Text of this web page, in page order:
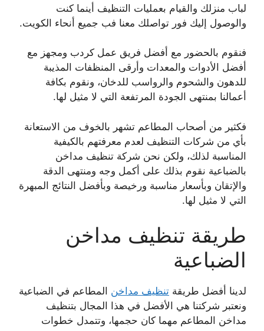
لباب منزلك والقيام بعمليات التنظيف أينما كنت
والوصول إليك فور تواصلك معنا فب جميع أنحاء الكويت.
فنقوم بالحضور مع أفضل فريق عمل كردب ومجهز مع
أفضل الأدوات والمعدات وأرقى المنظفات المذيبة
للدهون والشحوم والرواسب للدخان، ونقوم بكافة
أعمالنا بمنتهى الجودة المرتفعة التي لا مثيل لها.
فكثير من أصحاب المطاعم تشهر بالخوف من الاستعانة
بأي من شركات التنظيف لعدم معرفتهم بالكيفية
المناسبة لذلك، ولكن نحن شركة تنظيف مداخن
بالضباعية نقوم بذلك على أكمل وجه ومنتهى الدقة
والإتقان وبأسعار مناسبة ورخيصة وبأفضل النتائج المبهرة
التي لا مثيل لها.
طريقة تنظيف مداخن
الضباعية
لدينا أفضل طريقة تنظيف مداخن المطاعم في الضباعية
ونعتبر شركتنا هي الأفضل في هذا المجال بتنظيف
مداخن المطاعم مهما كان حجمها، وتتمدل خطوات